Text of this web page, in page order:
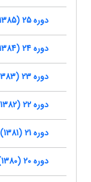
دوره 25 (1385)
دوره 24 (1384)
دوره 23 (1383)
دوره 22 (1382)
دوره 21 (1381)
دوره 20 (1380)